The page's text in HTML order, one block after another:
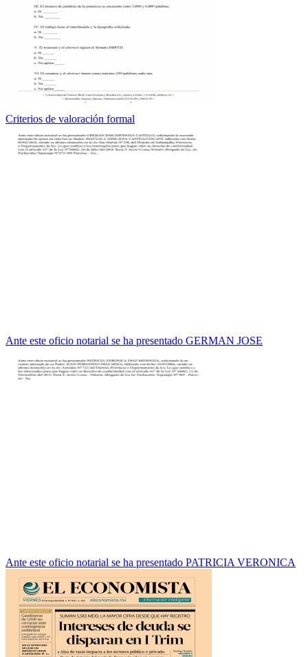
Criterios de valoración formal
Ante este oficio notarial se ha presentado GERMAN JOSE
Ante este oficio notarial se ha presentado PATRICIA VERONICA